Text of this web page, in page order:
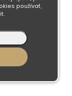
používat,